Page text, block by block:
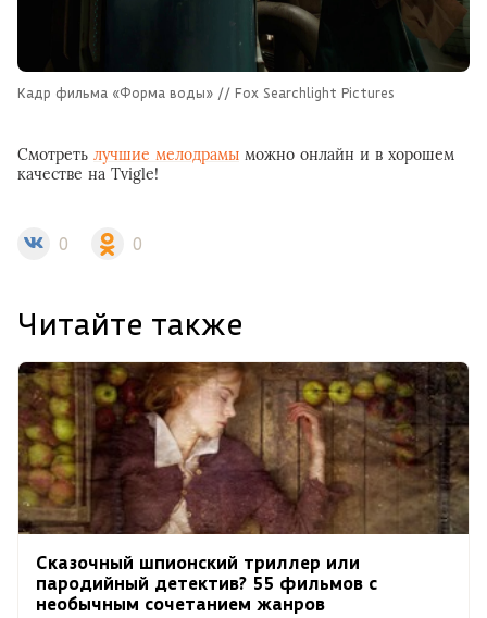
Кадр фильма «Форма воды» // Fox Searchlight Pictures
Смотреть лучшие мелодрамы можно онлайн и в хорошем
качестве на Tvigle!
0 0
Читайте также
Сказочный шпионский триллер или
пародийный детектив? 55 фильмов с
необычным сочетанием жанров